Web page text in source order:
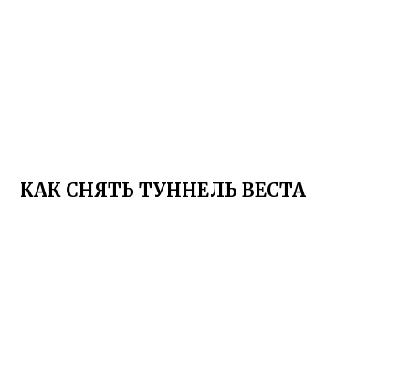
КАК СНЯТЬ ТУННЕЛЬ ВЕСТА